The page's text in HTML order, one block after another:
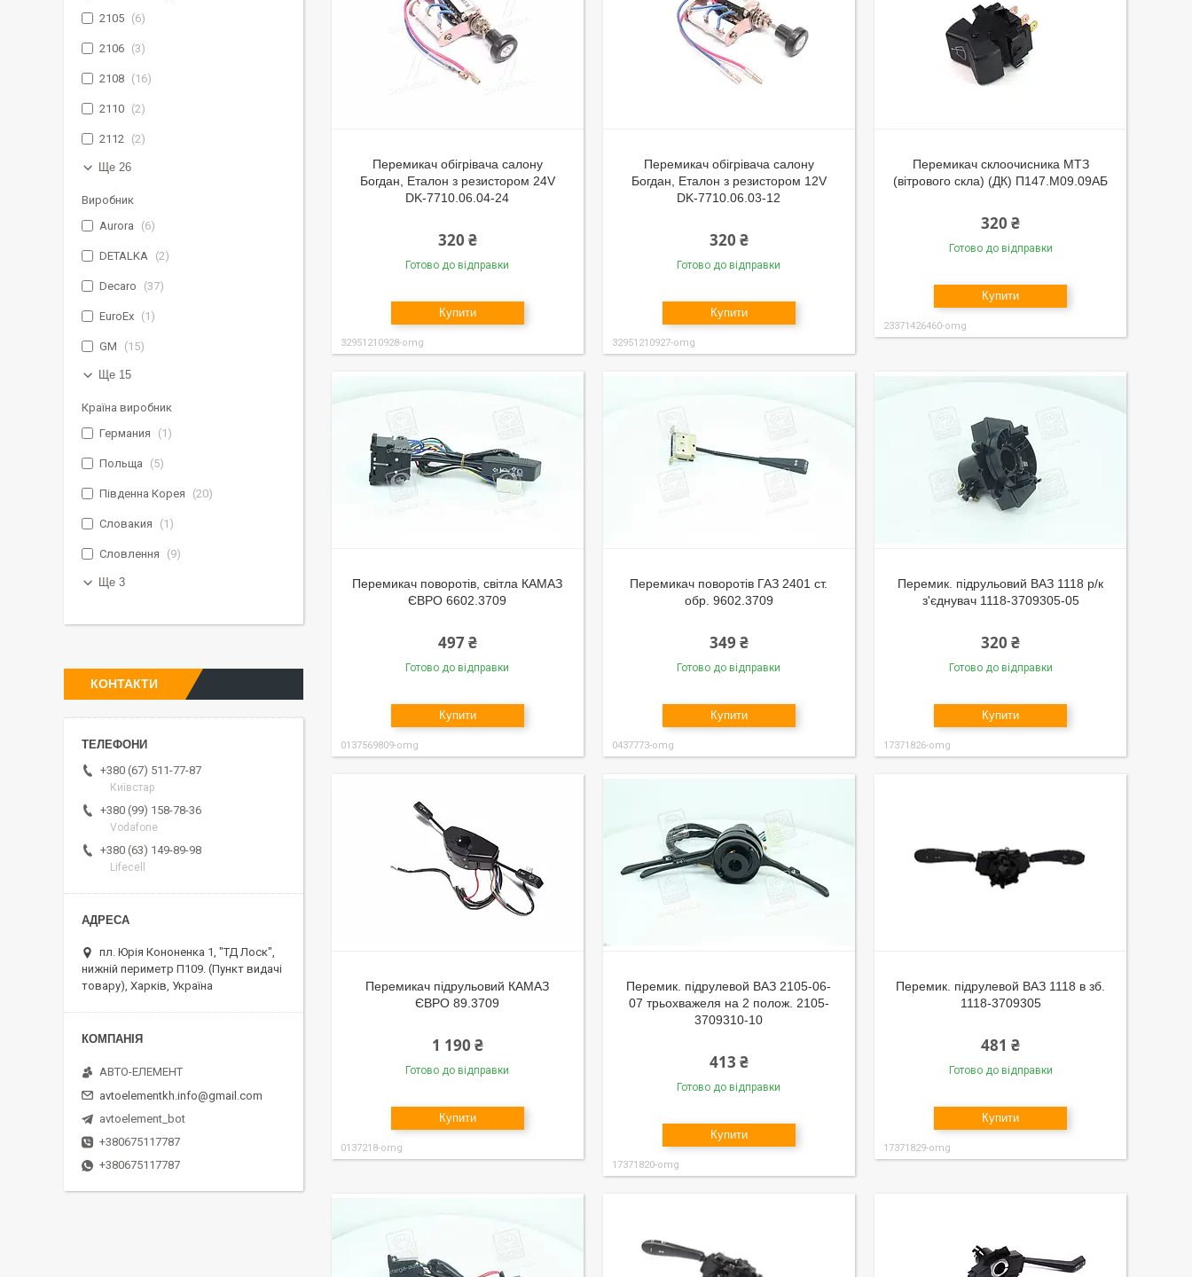
Перемикач обігрівача салону
Богдан, Еталон з резистором 24V
DK-7710.06.04-24
320 ₴
Готово до відправки
Купити
32951210928-omg
Перемикач обігрівача салону
Богдан, Еталон з резистором 12V
DK-7710.06.03-12
320 ₴
Готово до відправки
Купити
32951210927-omg
Перемикач склоочисника МТЗ
(вітрового скла) (ДК) П147.М09.09АБ
320 ₴
Готово до відправки
Купити
23371426460-omg
Перемикач поворотів, світла КАМАЗ
ЄВРО 6602.3709
497 ₴
Готово до відправки
Купити
0137569809-omg
Перемикач поворотів ГАЗ 2401 ст.
обр. 9602.3709
349 ₴
Готово до відправки
Купити
0437773-omg
Перемик. підрульовий ВАЗ 1118 р/к
з'єднувач 1118-3709305-05
320 ₴
Готово до відправки
Купити
17371826-omg
Перемикач підрульовий КАМАЗ
ЄВРО 89.3709
1 190 ₴
Готово до відправки
Купити
0137218-omg
Перемик. підрулевой ВАЗ 2105-06-
07 трьохважеля на 2 полож. 2105-
3709310-10
413 ₴
Готово до відправки
Купити
17371820-omg
Перемик. підрулевой ВАЗ 1118 в зб.
1118-3709305
481 ₴
Готово до відправки
Купити
17371829-omg
2105
6
2106 3
2108 16
2110 2
2112 2
Ще 26
Виробник
Aurora
6
DETALKA 2
Decaro 37
EuroEx 1
GM 15
Ще 15
Країна виробник
Германия
1
Польща 5
Південна Корея 20
Словакия 1
Словлення 9
Ще 3
КОНТАКТИ
+380 (67) 511-77-87
Київстар
+380 (99) 158-78-36
Vodafone
+380 (63) 149-89-98
Lifecell
пл. Юрія Кононенка 1, "ТД Лоск",
нижній периметр П109. (Пункт видачі
товару), Харків, Україна
АВТО-ЕЛЕМЕНТ
avtoelementkh.info@gmail.com
avtoelement_bot
+380675117787
+380675117787